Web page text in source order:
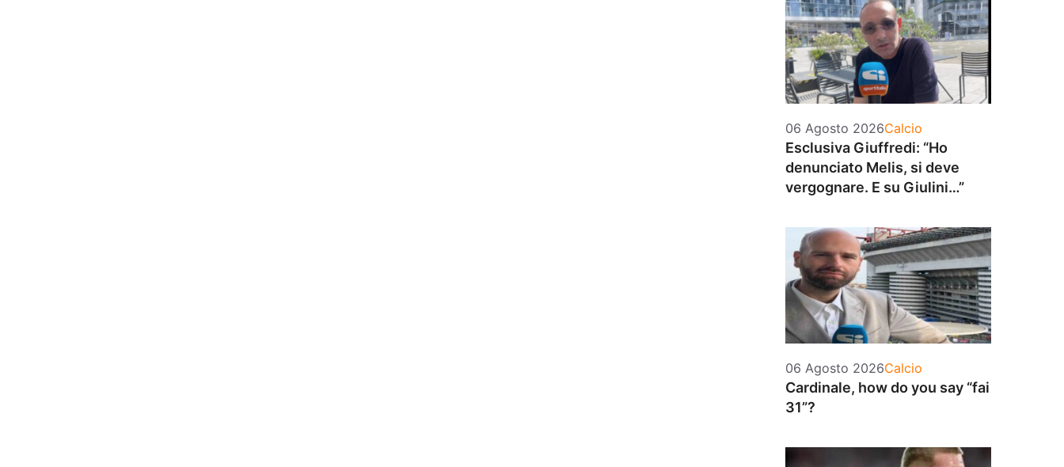
06 Agosto 2026Categorie
Calcio
Esclusiva Giuffredi: “Ho
denunciato Melis, si deve
vergognare. E su Giulini…”
06 Agosto 2026Categorie
Calcio
Cardinale, how do you say “fai
31”?